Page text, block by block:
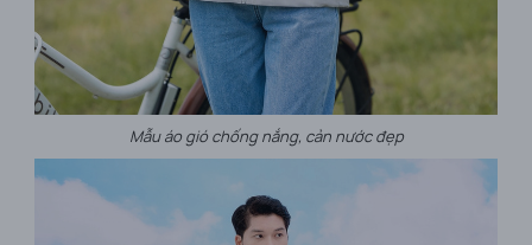
Mẫu áo gió chống nắng, cản nước đẹp